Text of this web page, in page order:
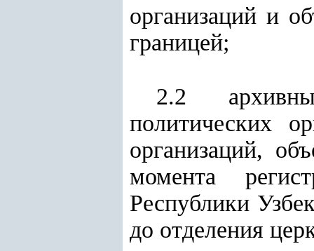
организаций и
границей;
2.2
политических
организаций,
момента
Республики
до отделения